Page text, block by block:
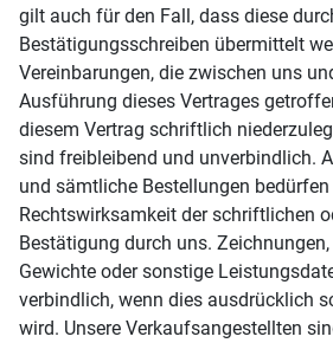
gilt auch für den Fall, dass diese
Bestätigungsschreiben übermittelt
Vereinbarungen, die zwischen uns
Ausführung dieses Vertrages
diesem Vertrag schriftlich
sind freibleibend und unverbindlich.
und sämtliche Bestellungen
Rechtswirksamkeit der schriftlichen
Bestätigung durch uns.
Gewichte oder sonstige
verbindlich, wenn dies ausdrücklich
wird. Unsere Verkaufsangestellten